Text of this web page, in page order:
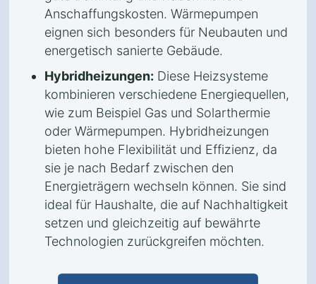
Anschaffungskosten. Wärmepumpen
eignen sich besonders für Neubauten und
energetisch sanierte Gebäude.
Hybridheizungen: Diese Heizsysteme
kombinieren verschiedene Energiequellen,
wie zum Beispiel Gas und Solarthermie
oder Wärmepumpen. Hybridheizungen
bieten hohe Flexibilität und Effizienz, da
sie je nach Bedarf zwischen den
Energieträgern wechseln können. Sie sind
ideal für Haushalte, die auf Nachhaltigkeit
setzen und gleichzeitig auf bewährte
Technologien zurückgreifen möchten.